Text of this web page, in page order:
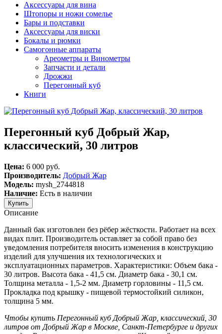
Аксессуары для вина
Штопоры и ножи сомелье
Бары и подставки
Аксессуары для виски
Бокалы и рюмки
Самогонные аппараты
Ареометры и Винометры
Запчасти и детали
Дрожжи
Перегонный куб
Книги
Перегонный куб Добрый Жар,
классический, 30 литров
Цена: 6 000 руб.
Производитель: Добрый Жар
Модель: mysh_2744818
Наличие: Есть в наличии
Описание
Данный бак изготовлен без рёбер жёсткости. Работает на всех
видах плит. Производитель оставляет за собой право без
уведомления потребителя вносить изменения в конструкцию
изделий для улучшения их технологических и
эксплуатационных параметров. Характеристики: Объем бака -
30 литров. Высота бака - 41,5 см. Диаметр бака - 30,1 см.
Толщина металла - 1,5-2 мм. Диаметр горловины - 11,5 см.
Прокладка под крышку - пищевой термостойкий силикон,
толщина 5 мм.
Чтобы купить Перегонный куб Добрый Жар, классический, 30
литров от Добрый Жар в Москве, Санкт-Петербурге и других